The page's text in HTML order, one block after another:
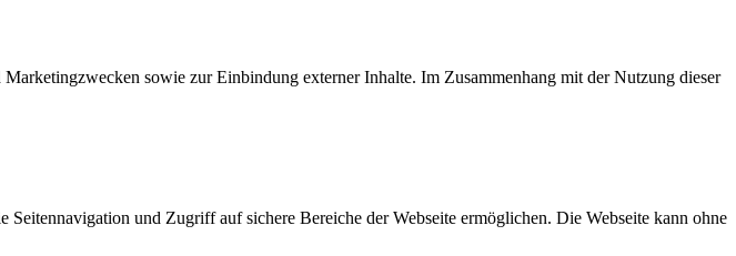
sowie zur Einbindung externer Inhalte. Im Zusammenhang mit der Nutzung dieser
und Zugriff auf sichere Bereiche der Webseite ermöglichen. Die Webseite kann ohne